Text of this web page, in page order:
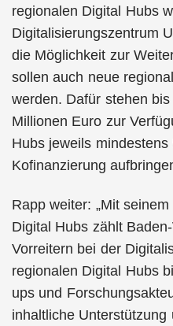
regionalen Digital Hubs
Digitalisierungszentrum
die Möglichkeit zur
sollen auch neue
werden. Dafür stehen
Millionen Euro zur
Hubs jeweils mindestens
Kofinanzierung
Rapp weiter: „Mit
Digital Hubs zählt
Vorreitern bei der
regionalen Digital Hubs
ups und
inhaltliche Unterstützung